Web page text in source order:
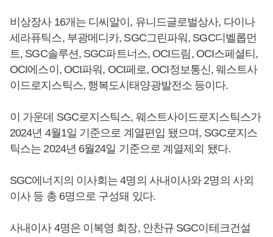
비상장사 16개는 디씨알이, 유니드글로벌상사, 다이나
세라퓨틱스, 부광메디카, SGC그린파워, SGC디벨롭먼
트, SGC솔루션, SGC파트너스, OCI드림, OCI스페셜티,
OCI에스이, OCI파워, OCI페로, OCI정보통신, 웨스트사
이드로지스틱스, 행복도시태양광발전소 등이다.
이 가운데 SGC로지스틱스, 웨스트사이드로지스틱스가
2024년 4월1일 기준으로 계열편입 됐으며, SGC로지스
틱스는 2024년 6월24일 기준으로 계열제외 됐다.
SGC에너지의 이사회는 4명의 사내이사와 2명의 사외
이사 등 총 6명으로 구성돼 있다.
사내이사 4명은 이복영 회장, 안찬규 SGC이테크건설